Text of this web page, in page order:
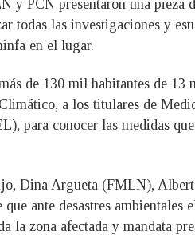
y PCN presentaron una
todas las investigaciones y
en el lugar.
de 130 mil habitantes de
a los titulares de
para conocer las medidas
Dina Argueta (FMLN),
ante desastres
la zona afectada y mandata